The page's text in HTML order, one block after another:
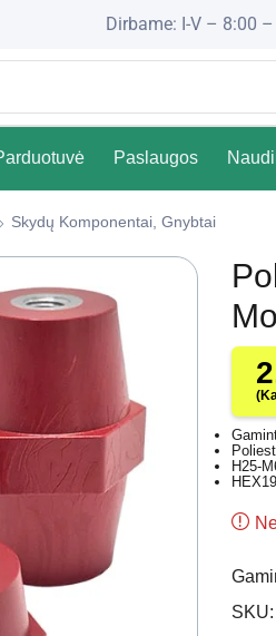
Dirbame: I-V – 8:00
Paslaugos
Skydų Komponentai, Gnybtai
H25-
HEX19
SKU: